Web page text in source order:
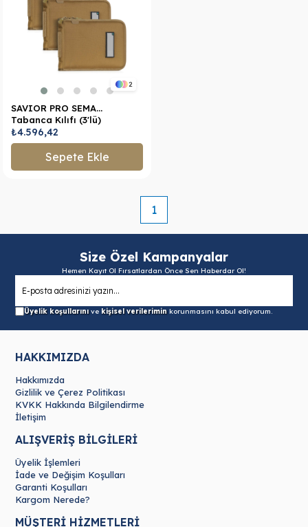
2
SAVIOR PRO SEMA
Tabanca Kılıfı (3'lü)
(Toprak)
₺4.596,42
Sepete Ekle
1
Size Özel Kampanyalar
Hemen Kayıt Ol Fırsatlardan Önce Sen Haberdar Ol!
Üyelik koşullarınıve kişisel verileriminkorunmasını kabul ediyorum.
HAKKIMIZDA
Hakkımızda
Gizlilik ve Çerez Politikası
KVKK Hakkında Bilgilendirme
İletişim
ALIŞVERİŞ BİLGİLERİ
Üyelik İşlemleri
İade ve Değişim Koşulları
Garanti Koşulları
Kargom Nerede?
MÜŞTERİ HİZMETLERİ